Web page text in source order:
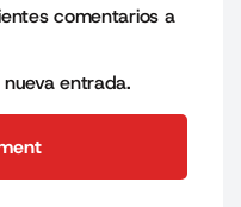
comentarios a
entrada.